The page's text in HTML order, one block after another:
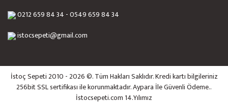
0212 659 84 34 - 0549 659 84 34
istocsepeti@gmail.com
İstoç Sepeti 2010 - 2026 ©. Tüm Hakları Saklıdır. Kredi kartı bilgileriniz
256bit SSL sertifikası ile korunmaktadır. Aypara İle Güvenli Ödeme..
İstocsepeti.com 14.Yılımız